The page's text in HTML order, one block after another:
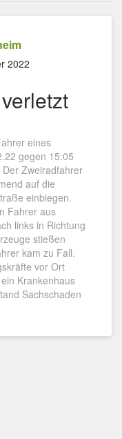
2022
eines
gegen 15:05
Zweiradfahrer
auf die
einbiegen.
Fahrer aus
links in Richtung
stießen
kam zu Fall.
vor Ort
Krankenhaus
Sachschaden